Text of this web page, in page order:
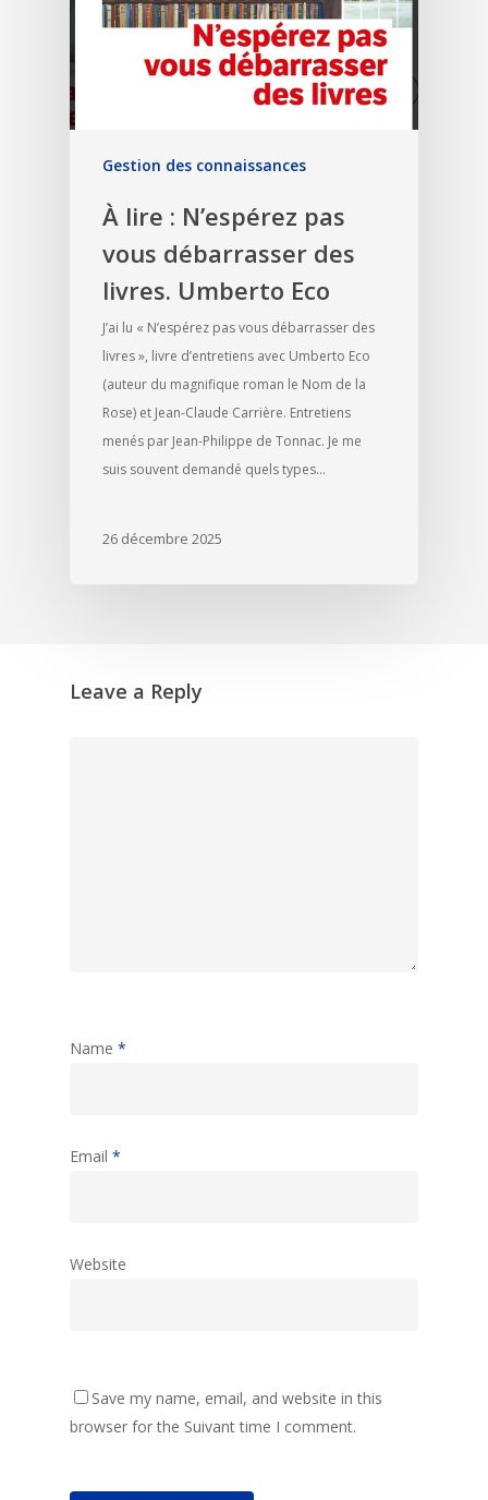
Gestion des connaissances
À lire : N’espérez pas
vous débarrasser des
livres. Umberto Eco
J’ai lu « N’espérez pas vous débarrasser des
livres », livre d’entretiens avec Umberto Eco
(auteur du magnifique roman le Nom de la
Rose) et Jean-Claude Carrière. Entretiens
menés par Jean-Philippe de Tonnac. Je me
suis souvent demandé quels types…
26 décembre 2025
Leave a Reply
Name *
Email *
Website
Save my name, email, and website in this
browser for the Suivant time I comment.